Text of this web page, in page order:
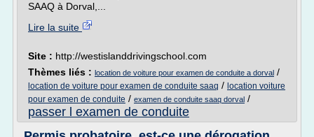
SAAQ à Dorval,...
Lire la suite
Site : http://westislanddrivingschool.com
Thèmes liés : location de voiture pour examen de conduite a dorval /
location de voiture pour examen de conduite saaq / location voiture
pour examen de conduite / examen de conduite saaq dorval /
passer l examen de conduite